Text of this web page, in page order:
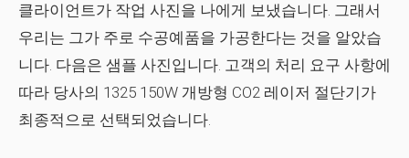
클라이언트가 작업 사진을 나에게 보냈습니다. 그래서
우리는 그가 주로 수공예품을 가공한다는 것을 알았습
니다. 다음은 샘플 사진입니다. 고객의 처리 요구 사항에
따라 당사의 1325 150W 개방형 CO2 레이저 절단기가
최종적으로 선택되었습니다.